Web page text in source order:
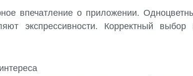
впечатление о приложении.
экспрессивности. Корректный выбор